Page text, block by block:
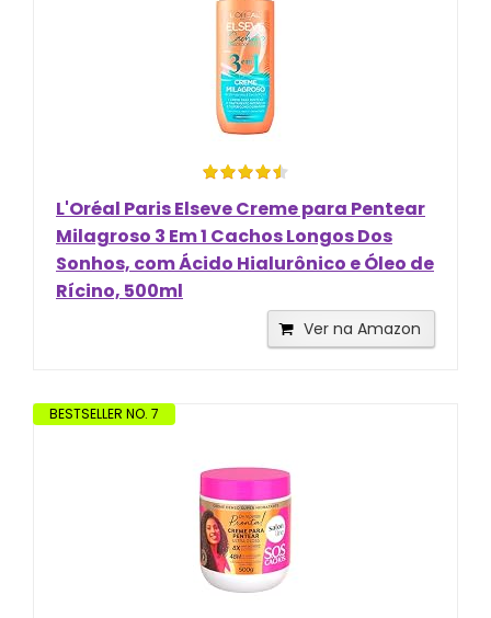
L'Oréal Paris Elseve Creme para Pentear
Milagroso 3 Em 1 Cachos Longos Dos
Sonhos, com Ácido Hialurônico e Óleo de
Rícino, 500ml
Ver na Amazon
BESTSELLER NO. 7